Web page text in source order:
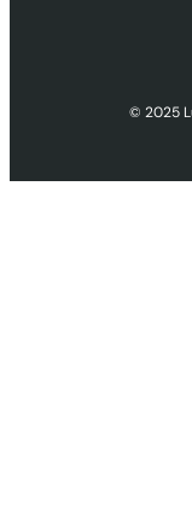
© 2025